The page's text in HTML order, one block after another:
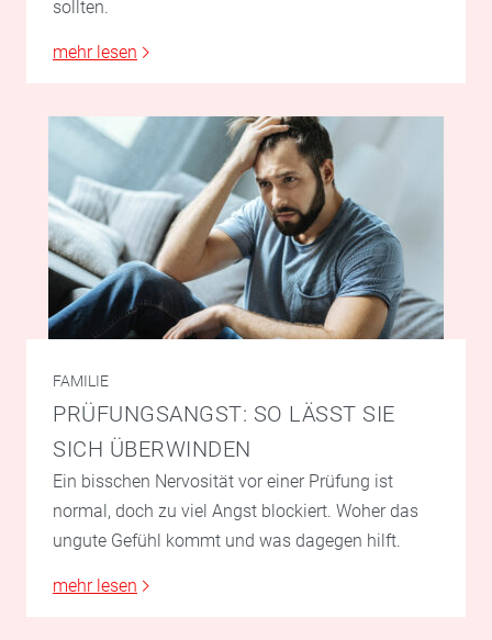
sollten.
mehr lesen
FAMILIE
PRÜFUNGSANGST: SO LÄSST SIE
SICH ÜBERWINDEN
Ein bisschen Nervosität vor einer Prüfung ist
normal, doch zu viel Angst blockiert. Woher das
ungute Gefühl kommt und was dagegen hilft.
mehr lesen